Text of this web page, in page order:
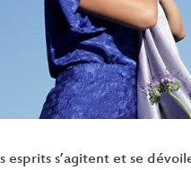
esprits s’agitent et se